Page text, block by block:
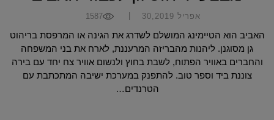
אפריל 30,2019 1587
האביב הוא הטיימינג המושלם לשדרג את הגינה או המרפסת בריהוט
גן מסוגנן. ליהנות מהבריזה המרעננת, לארח את בני המשפחה
והחברים באוויר הפתוח, לשבת בחוץ ולנשום אוויר צח יחד עם בירה
צוננת ביד וספר טוב. להתפנק במערכת ישיבה המתכתבת עם
הטרנדים…